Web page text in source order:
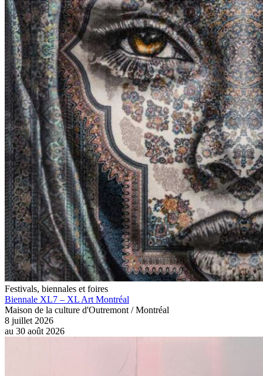
Festivals, biennales et foires
Biennale XL7 – XL Art Montréal
Maison de la culture d'Outremont / Montréal
8 juillet 2026
au 30 août 2026